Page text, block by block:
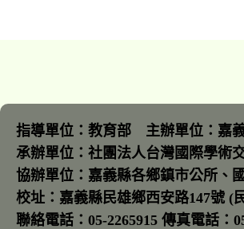
指導單位：教育部 主辦單位：嘉
承辦單位：社團法人台灣國際學術
協辦單位：嘉義縣各鄉鎮市公所、
校址：嘉義縣民雄鄉西安路147號 (
聯絡電話：05-2265915 傳真電話：